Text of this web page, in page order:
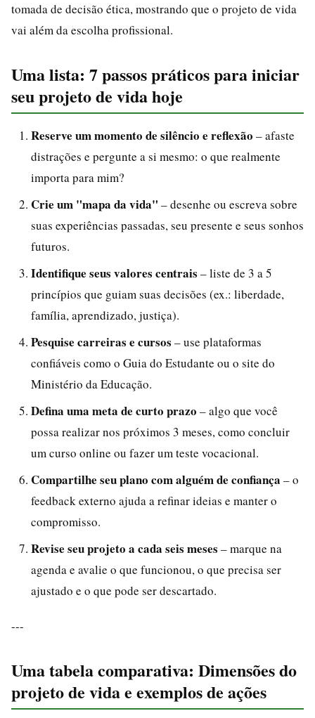
tomada de decisão ética, mostrando que o projeto de vida
vai além da escolha profissional.
Uma lista: 7 passos práticos para iniciar
seu projeto de vida hoje
Reserve um momento de silêncio e reflexão – afaste
distrações e pergunte a si mesmo: o que realmente
importa para mim?
Crie um "mapa da vida" – desenhe ou escreva sobre
suas experiências passadas, seu presente e seus sonhos
futuros.
Identifique seus valores centrais – liste de 3 a 5
princípios que guiam suas decisões (ex.: liberdade,
família, aprendizado, justiça).
Pesquise carreiras e cursos – use plataformas
confiáveis como o Guia do Estudante ou o site do
Ministério da Educação.
Defina uma meta de curto prazo – algo que você
possa realizar nos próximos 3 meses, como concluir
um curso online ou fazer um teste vocacional.
Compartilhe seu plano com alguém de confiança – o
feedback externo ajuda a refinar ideias e manter o
compromisso.
Revise seu projeto a cada seis meses – marque na
agenda e avalie o que funcionou, o que precisa ser
ajustado e o que pode ser descartado.
---
Uma tabela comparativa: Dimensões do
projeto de vida e exemplos de ações